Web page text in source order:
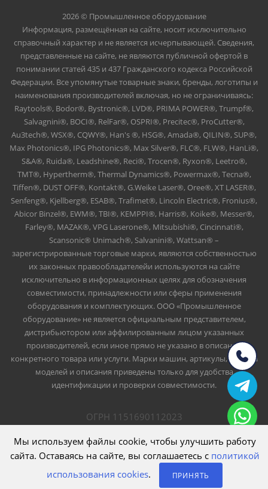
2026 © Промышленное оборудование
Информация, размещённая на сайте, носит исключительно
справочный характер и не является исчерпывающей. Сведения,
представленные на сайте, не являются публичной офертой в
понимании статей 435 и 437 Гражданского кодекса Российской
Федерации. Все упомянутые товарные знаки, бренды, логотипы и
наименования производителей включая, но не ограничиваясь:
Raytools®, Bodor®, Bystronic®, LVD®, PRIMA POWER®, Trumpf®,
Salvagnini®, BOCI®, RelFar®, OSPRI®, Precitec®, ProCutter®,
Au3tech®, WSX®, CQWY®, Han's ®, HSG®, Amada®, QILIN®, SUP®,
Max Photonics®, IPG Photonics®, Max Silver®, FLC®, FLW®, HanLi®,
S&A®, Ruida®, Leadshine®, Reci®, Trocen®, Ryxon®, Leetro®,
TMT®, Hypertherm®, Thermal Dynamics®, Powermax®, Tecna®,
Tiffen®, DUST OFF®, Kontakt®, G.Weike Laser®, Oree®, XT LASER®,
Senfeng®, Kjellberg®, ESAB®, Trafimet®, Lincoln Electric®, Fronius®,
Abicor Binzel®, EWM®, TBI®, KEMPPI®, Harris®, Koike®, Messer®,
Farley®, MAZAK®, VPG Laserone®, Mitsubishi®, Cincinnati®,
Scansonic® Unimach®, Salvanini®, Wattsan® –
зарегистрированные торговые марки, являются собственностью
их законных правообладателейи используются на сайте
исключительно в информационных целях для обозначения
совместимости, принадлежности или сферы применения
оборудования и комплектующих. ООО «Промышленное
оборудование» не является официальным представителем,
дистрибьютором или аффилированным лицом указанных
производителей, если иное прямо не указано в описании
конкретного товара или услуги. Марки машин, артикулы, номера
моделей и описания приведены только для удобства
идентификации и проверки совместимости.
ОГРН 1151690112023
ИНН 1661047426
ООО Промышленное оборудование
по Республике Татарстан и пуско-наладочные работы
Мы используем файлы cookie, чтобы улучшить работу
сайта. Оставаясь на сайте, вы соглашаетесь с политикой
использования cookies. ПРИНЯТЬ